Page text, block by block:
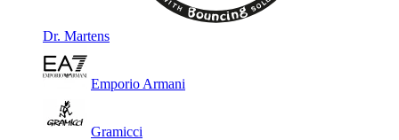
Dr. Martens
Emporio Armani
Gramicci